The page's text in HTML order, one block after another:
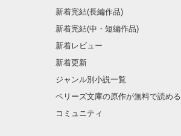
新着完結(長編作品)
新着完結(中・短編作品)
新着レビュー
新着更新
ジャンル別小説一覧
ベリーズ文庫の原作が無料で読める
コミュニティ